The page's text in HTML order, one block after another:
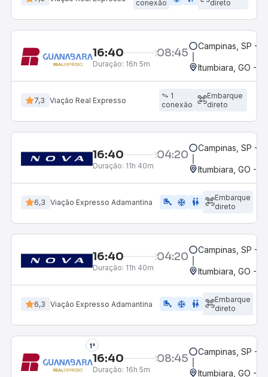
conexão direto
16:40 08:45
Duração: 16h 5m
Campinas, SP -
Itumbiara, GO -
7,3 Viação Real Expresso
1
conexão
Embarque
direto
16:40 04:20
Duração: 11h 40m
Campinas, SP -
Itumbiara, GO -
6,3 Viação Expresso Adamantina airline_seat_legroom_extra ac_unit WC
Embarque
direto
16:40 04:20
Duração: 11h 40m
Campinas, SP -
Itumbiara, GO -
6,3 Viação Expresso Adamantina airline_seat_legroom_extra ac_unit wc
Embarque
direto
1°
16:40 08:45
Duração: 16h 5m
Campinas, SP -
Itumbiara, GO -